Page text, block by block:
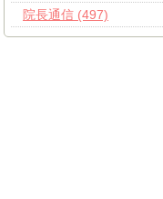
院長通信 (497)